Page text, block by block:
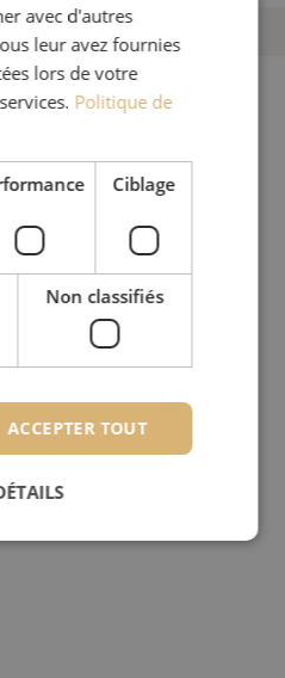
avec d'autres
leur avez fournies
lors de votre
Politique de
Ciblage
Non classifiés
ACCEPTER TOUT